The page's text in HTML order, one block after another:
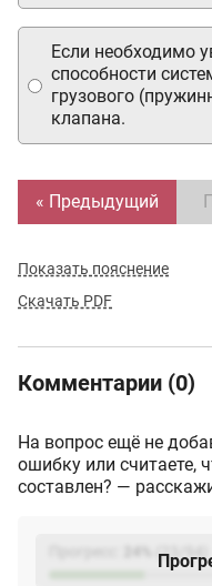
Если необходимо
способности
грузового
клапана.
« Предыдущий
Показать пояснение
Скачать PDF
Комментарии (0)
На вопрос ещё не
ошибку или считаете,
составлен? —
(23